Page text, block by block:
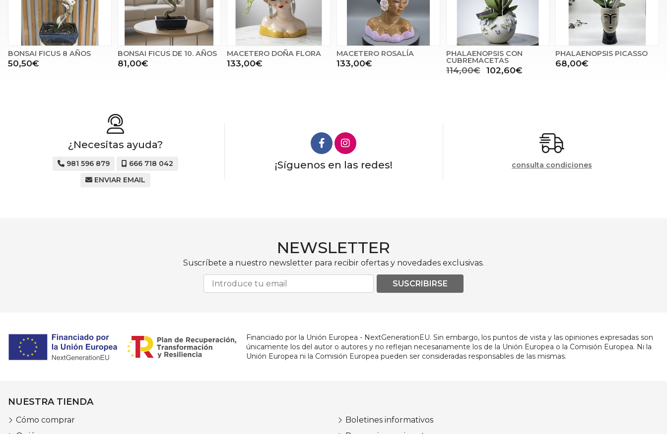
BONSAI FICUS 8 AÑOS
50,50€
BONSAI FICUS DE 10. AÑOS
81,00€
MACETERO DOÑA FLORA
133,00€
MACETERO ROSALÍA
133,00€
PHALAENOPSIS CON
CUBREMACETAS
114,00€ 102,60€
PHALAENOPSIS PICASSO
68,00€
¿Necesitas ayuda?
981 596 879
666 718 042
ENVIAR EMAIL
¡Síguenos en las redes! consulta condiciones
NEWSLETTER
Suscríbete a nuestro newsletter para recibir ofertas y novedades exclusivas.
SUSCRIBIRSE
Financiado por la Unión Europea - NextGenerationEU. Sin embargo, los puntos de vista y las opiniones expresadas son
únicamente los del autor o autores y no reflejan necesariamente los de la Unión Europea o la Comisión Europea. Ni la
Unión Europea ni la Comisión Europea pueden ser consideradas responsables de las mismas.
NUESTRA TIENDA
Cómo comprar
Boletines informativos